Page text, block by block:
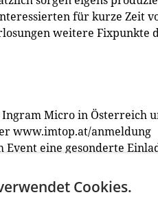
für kurze Zeit
weitere Fixpunkte
Micro in Österreich
www.imtop.at/anmeldung
eine gesonderte
ist bereits jetzt
Cookies.